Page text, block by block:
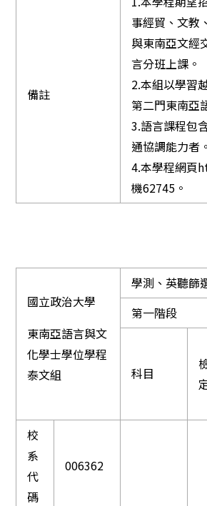
備註
事經貿、文教
與東南亞文經
言分班上課。
2.本組以學習
第二門東南亞
3.語言課程包
通協調能力者。
4.本學程網頁
機62745。
國立政治大學
東南亞語言與文
化學士學位學程
泰文組
學測、英聽篩
第一階段
科目
校
系
代
碼
006362